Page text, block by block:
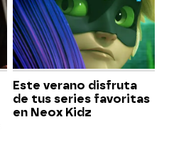
Este verano disfruta
de tus series favoritas
en Neox Kidz